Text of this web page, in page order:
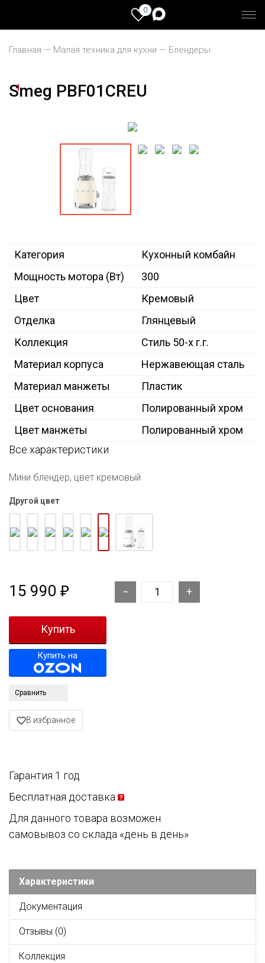
0
Главная Малая техника для кухни Блендеры
Smeg PBF01CREU
Категория
Кухонный комбайн
Мощность мотора (Вт)
300
Цвет
Кремовый
Отделка
Глянцевый
Коллекция
Стиль 50-х г.г.
Материал корпуса
Нержавеющая сталь
Материал манжеты
Пластик
Цвет основания
Полированный хром
Цвет манжеты
Полированный хром
Все характеристики
Мини блендер, цвет кремовый
Другой цвет
15 990 ₽
Купить на
Сравнить
В избранное
1
Гарантия 1 год
Бесплатная доставка
Для данного товара возможен
самовывоз со склада «день в день»
Характеристики
Документация
Отзывы (0)
Коллекция